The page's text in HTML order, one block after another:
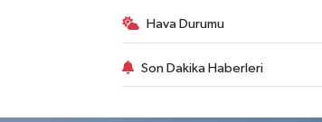
Hava Durumu
Son Dakika Haberleri